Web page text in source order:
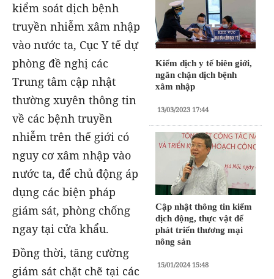
Kiểm dịch y tế biên giới,
ngăn chặn dịch bệnh
xâm nhập
13/03/2023 17:44
Cập nhật thông tin kiểm
dịch động, thực vật để
phát triển thương mại
nông sản
15/01/2024 15:48
kiểm soát dịch bệnh
truyền nhiễm xâm nhập
vào nước ta, Cục Y tế dự
phòng đề nghị các
Trung tâm cập nhật
thường xuyên thông tin
về các bệnh truyền
nhiễm trên thế giới có
nguy cơ xâm nhập vào
nước ta, để chủ động áp
dụng các biện pháp
giám sát, phòng chống
ngay tại cửa khẩu.
Đồng thời, tăng cường
giám sát chặt chẽ tại các